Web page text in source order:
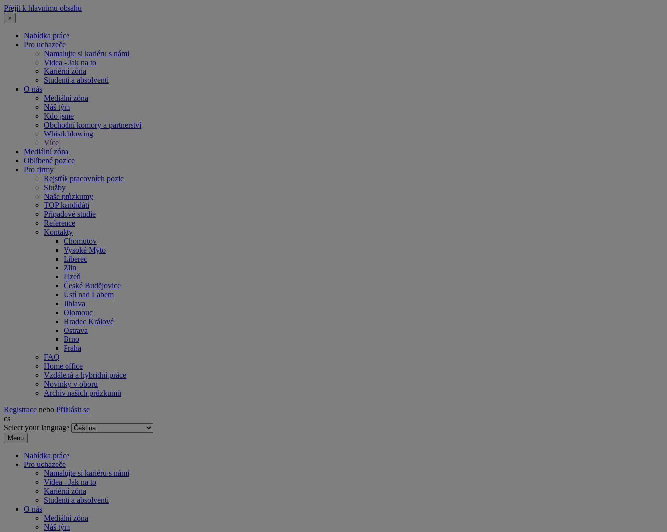
Přejít k hlavnímu obsahu
×
Nabídka práce
Pro uchazeče
Namalujte si kariéru s námi
Videa - Jak na to
Kariérní zóna
Studenti a absolventi
O nás
Mediální zóna
Náš tým
Kdo jsme
Obchodní komory a partnerství
Whistleblowing
Více
Mediální zóna
Oblíbené pozice
Pro firmy
Rejstřík pracovních pozic
Služby
Naše průzkumy
TOP kandidáti
Případové studie
Reference
Kontakty
Chomutov
Vysoké Mýto
Liberec
Zlín
Plzeň
České Budějovice
Ústí nad Labem
Jihlava
Olomouc
Hradec Králové
Ostrava
Brno
Praha
FAQ
Home office
Vzdálená a hybridní práce
Novinky v oboru
Archiv našich průzkumů
Registrace nebo Přihlásit se
cs
Select your language
Menu
Nabídka práce
Pro uchazeče
Namalujte si kariéru s námi
Videa - Jak na to
Kariérní zóna
Studenti a absolventi
O nás
Mediální zóna
Náš tým